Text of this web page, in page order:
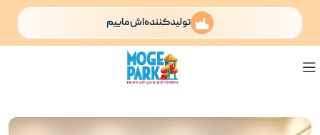
تولیدکننده‌اش ماییم